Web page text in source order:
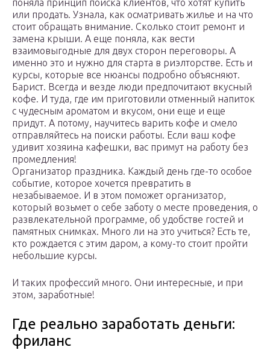
поняла принцип поиска клиентов, что хотят купить
или продать. Узнала, как осматривать жилье и на что
стоит обращать внимание. Сколько стоит ремонт и
замена крыши. А еще поняла, как вести
взаимовыгодные для двух сторон переговоры. А
именно это и нужно для старта в риэлторстве. Есть и
курсы, которые все нюансы подробно объясняют.
Барист. Всегда и везде люди предпочитают вкусный
кофе. И туда, где им приготовили отменный напиток
с чудесным ароматом и вкусом, они еще и еще
придут. А потому, научитесь варить кофе и смело
отправляйтесь на поиски работы. Если ваш кофе
удивит хозяина кафешки, вас примут на работу без
промедления!
Организатор праздника. Каждый день где-то особое
событие, которое хочется превратить в
незабываемое. И в этом поможет организатор,
который возьмет о себе заботу о месте проведения, о
развлекательной программе, об удобстве гостей и
памятных снимках. Много ли на это учиться? Есть те,
кто рождается с этим даром, а кому-то стоит пройти
небольшие курсы.
И таких профессий много. Они интересные, и при
этом, заработные!
Где реально заработать деньги:
фриланс